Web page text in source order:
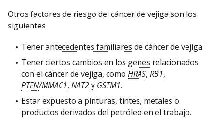
Otros factores de riesgo del cáncer de vejiga son los
siguientes:
Tenerantecedentes familiares de cáncer de vejiga.
Tener ciertos cambios en los genes relacionados
con el cáncer de vejiga, como HRAS, RB1,
PTEN/MMAC1, NAT2y GSTM1.
Estar expuesto a pinturas, tintes, metales o
productos derivados del petróleo en el trabajo.